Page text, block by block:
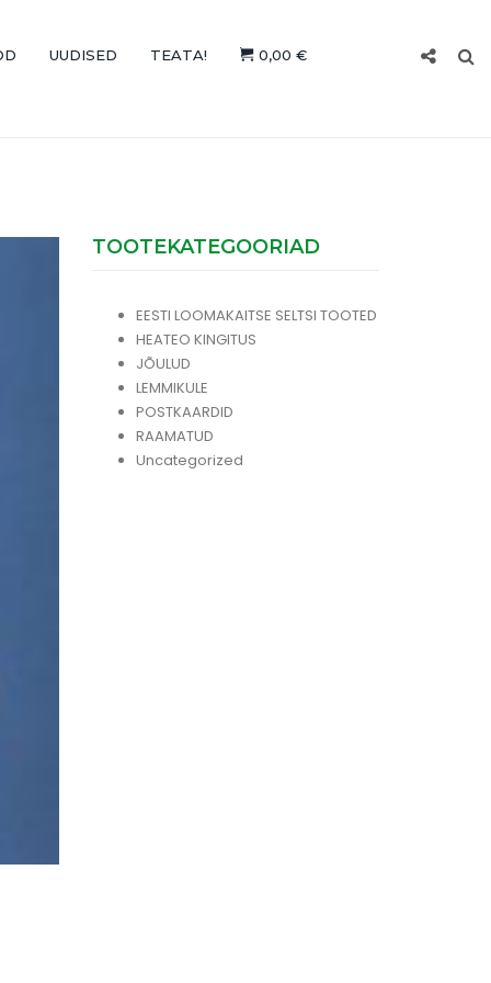
UUDISED TEATA! 0,00 €
TOOTEKATEGOORIAD
EESTI LOOMAKAITSE SELTSI TOOTED
HEATEO KINGITUS
JÕULUD
LEMMIKULE
POSTKAARDID
RAAMATUD
Uncategorized